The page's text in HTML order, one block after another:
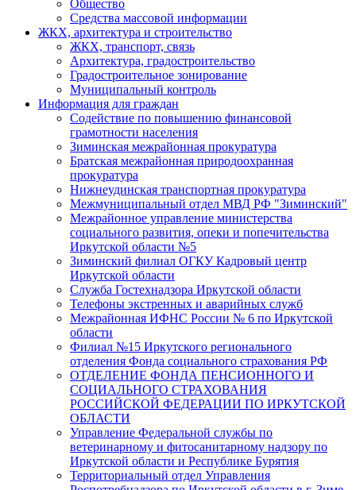
Общество
Средства массовой информации
ЖКХ, архитектура и строительство
ЖКХ, транспорт, связь
Архитектура, градостроительство
Градостроительное зонирование
Муниципальный контроль
Информация для граждан
Содействие по повышению финансовой
грамотности населения
Зиминская межрайонная прокуратура
Братская межрайонная природоохранная
прокуратура
Нижнеудинская транспортная прокуратура
Межмуниципальный отдел МВД РФ "Зиминский"
Межрайонное управление министерства
социального развития, опеки и попечительства
Иркутской области №5
Зиминский филиал ОГКУ Кадровый центр
Иркутской области
Служба Гостехнадзора Иркутской области
Телефоны экстренных и аварийных служб
Межрайонная ИФНС России № 6 по Иркутской
области
Филиал №15 Иркутского регионального
отделения Фонда социального страхования РФ
ОТДЕЛЕНИЕ ФОНДА ПЕНСИОННОГО И
СОЦИАЛЬНОГО СТРАХОВАНИЯ
РОССИЙСКОЙ ФЕДЕРАЦИИ ПО ИРКУТСКОЙ
ОБЛАСТИ
Управление Федеральной службы по
ветеринарному и фитосанитарному надзору по
Иркутской области и Республике Бурятия
Территориальный отдел Управления